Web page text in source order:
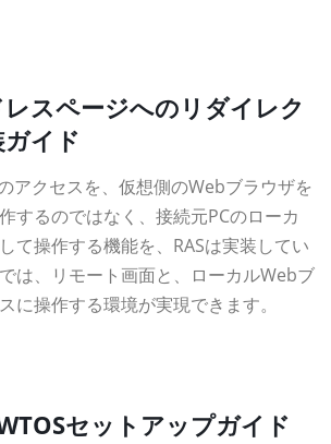
スページへのリダイレク
ガイド
アクセスを、仮想側のWebブラウザを
するのではなく、接続元PCのローカ
て操作する機能を、RASは実装してい
は、リモート画面と、ローカルWebブ
に操作する環境が実現できます。
セットアップガイド